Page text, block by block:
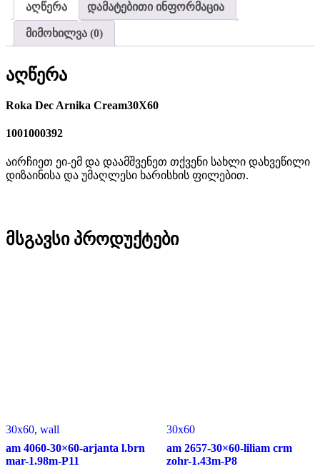
აღწერა დამატებითი ინფორმაცია
მიმოხილვა (0)
აღწერა
Roka Dec Arnika Cream30X60
1001000392
აირჩიეთ ეი-ემ და დაამშვენეთ თქვენი სახლი დახვეწილი
დიზაინისა და უმაღლესი ხარისხის ფილებით.
მსგავსი პროდუქტები
30x60, wall
am 4060-30×60-arjanta l.brn
mar-1.98m-P11
30x60
am 2657-30×60-liliam crm
zohr-1.43m-P8